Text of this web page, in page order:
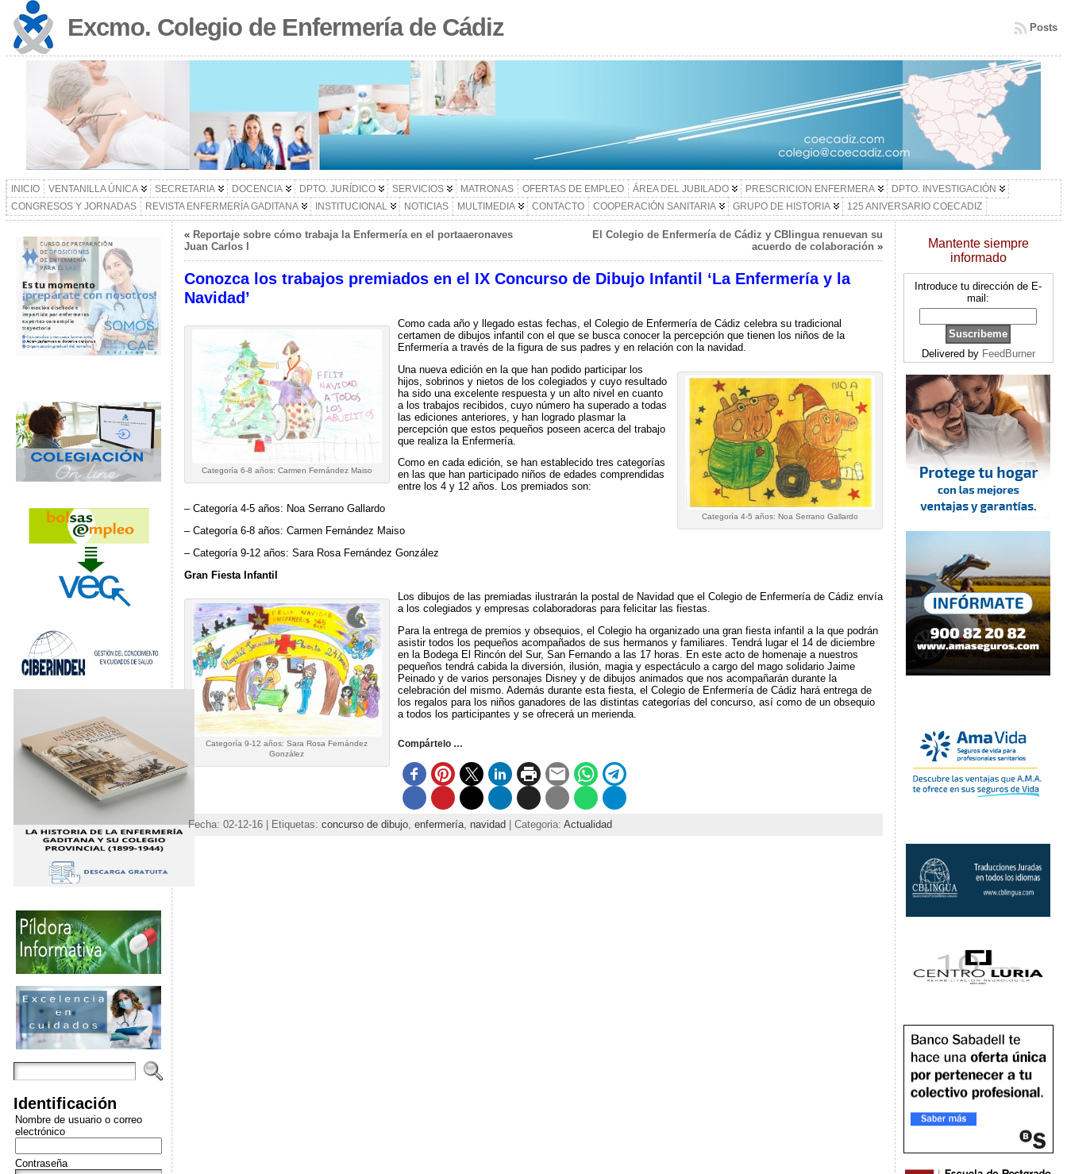
Excmo. Colegio de Enfermería de Cádiz Posts
INICIO VENTANILLA ÚNICA SECRETARIA DOCENCIA DPTO. JURÍDICO SERVICIOS MATRONAS OFERTAS DE EMPLEO ÁREA DEL JUBILADO PRESCRICION ENFERMERA
DPTO. INVESTIGACIÓN
CONGRESOS Y JORNADAS
REVISTA ENFERMERÍA GADITANA INSTITUCIONAL NOTICIAS MULTIMEDIA CONTACTO COOPERACIÓN SANITARIA GRUPO DE HISTORIA 125 ANIVERSARIO COECADIZ
Identificación
Nombre de usuario o correo
electrónico
Contraseña
« Reportaje sobre cómo trabaja la Enfermería en el portaaeronaves
Juan Carlos I
El Colegio de Enfermería de Cádiz y CBlingua renuevan su
acuerdo de colaboración »
Conozca los trabajos premiados en el IX Concurso de Dibujo Infantil ‘La Enfermería y la
Navidad’
Categoría 6-8 años: Carmen Fernández Maiso
Como cada año y llegado estas fechas, el Colegio de Enfermería de Cádiz celebra su tradicional
certamen de dibujos infantil con el que se busca conocer la percepción que tienen los niños de la
Enfermería a través de la figura de sus padres y en relación con la navidad.
Categoría 4-5 años: Noa Serrano Gallardo
Una nueva edición en la que han podido participar los
hijos, sobrinos y nietos de los colegiados y cuyo resultado
ha sido una excelente respuesta y un alto nivel en cuanto
a los trabajos recibidos, cuyo número ha superado a todas
las ediciones anteriores, y han logrado plasmar la
percepción que estos pequeños poseen acerca del trabajo
que realiza la Enfermería.
Como en cada edición, se han establecido tres categorías
en las que han participado niños de edades comprendidas
entre los 4 y 12 años. Los premiados son:
– Categoría 4-5 años: Noa Serrano Gallardo
– Categoría 6-8 años: Carmen Fernández Maiso
– Categoría 9-12 años: Sara Rosa Fernández González
Gran Fiesta Infantil
Categoría 9-12 años: Sara Rosa Fernández
González
Los dibujos de las premiadas ilustrarán la postal de Navidad que el Colegio de Enfermería de Cádiz envía
a los colegiados y empresas colaboradoras para felicitar las fiestas.
Para la entrega de premios y obsequios, el Colegio ha organizado una gran fiesta infantil a la que podrán
asistir todos los pequeños acompañados de sus hermanos y familiares. Tendrá lugar el 14 de diciembre
en la Bodega El Rincón del Sur, San Fernando a las 17 horas. En este acto de homenaje a nuestros
pequeños tendrá cabida la diversión, ilusión, magia y espectáculo a cargo del mago solidario Jaime
Peinado y de varios personajes Disney y de dibujos animados que nos acompañarán durante la
celebración del mismo. Además durante esta fiesta, el Colegio de Enfermería de Cádiz hará entrega de
los regalos para los niños ganadores de las distintas categorías del concurso, así como de un obsequio
a todos los participantes y se ofrecerá un merienda.
Compártelo …
Fecha: 02-12-16 | Etiquetas: concurso de dibujo, enfermería, navidad | Categoria: Actualidad
Mantente siempre
informado
Introduce tu dirección de E-
mail:
Delivered by FeedBurner